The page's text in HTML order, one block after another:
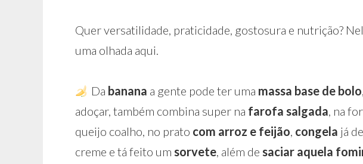
Quer versatilidade, praticidade, gostosura e nutrição?
uma olhada aqui.⁣
Da banana a gente pode ter uma massa base de bolo
adoçar, também combina super na farofa salgada, na
queijo coalho, no prato com arroz e feijão, congela já
creme e tá feito um sorvete, além de saciar aquela